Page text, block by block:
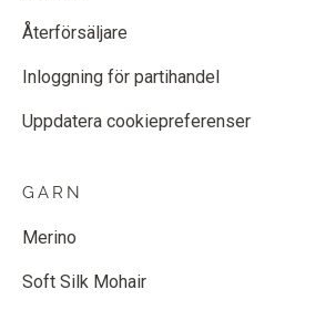
Återförsäljare
Inloggning för partihandel
Uppdatera cookiepreferenser
GARN
Merino
Soft Silk Mohair